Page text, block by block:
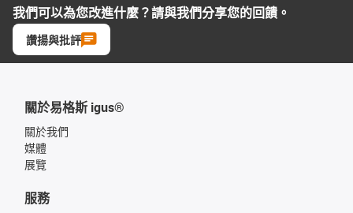
我們可以為您改進什麼？請與我們分享您的回饋。
讚揚與批評
關於易格斯 igus®
關於我們
媒體
展覽
服務